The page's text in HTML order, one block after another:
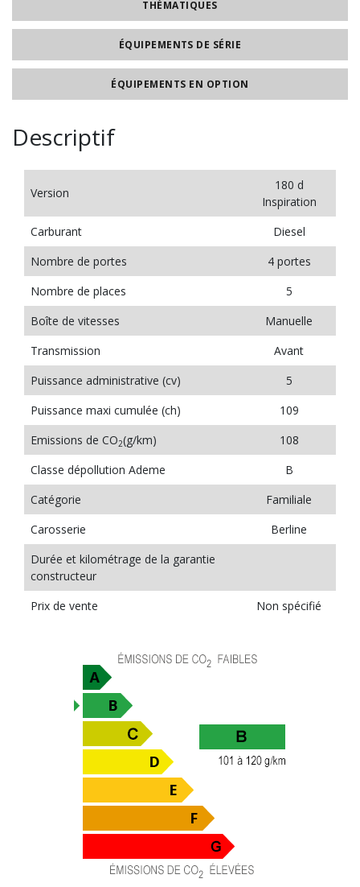
THÉMATIQUES
ÉQUIPEMENTS DE SÉRIE
ÉQUIPEMENTS EN OPTION
Descriptif
Version
180 d
Inspiration
Carburant
Diesel
Nombre de portes
4 portes
Nombre de places
5
Boîte de vitesses
Manuelle
Transmission
Avant
Puissance administrative (cv)
5
Puissance maxi cumulée (ch)
109
Emissions de CO2(g/km)
108
Classe dépollution Ademe
B
Catégorie
Familiale
Carosserie
Berline
Durée et kilométrage de la garantie
constructeur
Prix de vente
Non spécifié